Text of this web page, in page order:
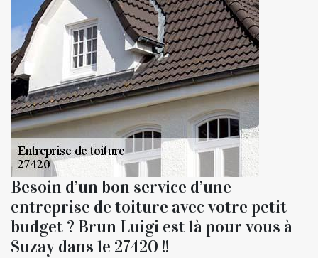
Besoin d’un bon service d’une
entreprise de toiture avec votre petit
budget ? Brun Luigi est là pour vous à
Suzay dans le 27420 !!